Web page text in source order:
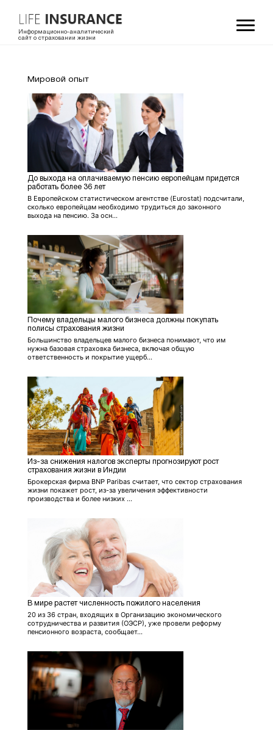
Информационно-аналитический
сайт о страховании жизни
Мировой опыт
До выхода на оплачиваемую пенсию европейцам придется
работать более 36 лет
В Европейском статистическом агентстве (Eurostat) подсчитали,
сколько европейцам необходимо трудиться до законного
выхода на пенсию. За осн...
Почему владельцы малого бизнеса должны покупать
полисы страхования жизни
Большинство владельцев малого бизнеса понимают, что им
нужна базовая страховка бизнеса, включая общую
ответственность и покрытие ущерб...
Из-за снижения налогов эксперты прогнозируют рост
страхования жизни в Индии
Брокерская фирма BNP Paribas считает, что сектор страхования
жизни покажет рост, из-за увеличения эффективности
производства и более низких ...
В мире растет численность пожилого населения
20 из 36 стран, входящих в Организацию экономического
сотрудничества и развития (ОЭСР), уже провели реформу
пенсионного возраста, сообщает...